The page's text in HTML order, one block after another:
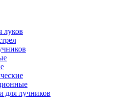
луков
для лучников